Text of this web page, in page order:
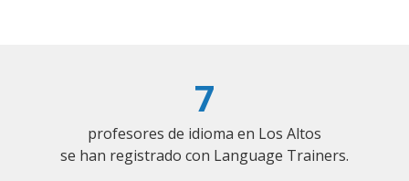
7
profesores de idioma en Los Altos
se han registrado con Language Trainers.